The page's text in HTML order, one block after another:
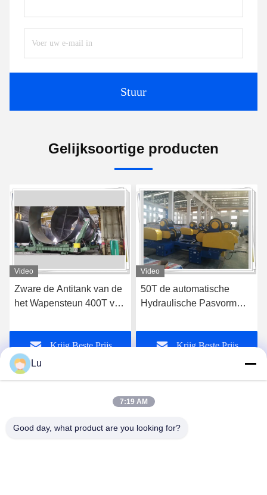
Stuur
Gelijksoortige producten
Video
Zware de Antitank van de
het Wapensteun 400T van
Hydraulische het
Assembleren het Draaien
Rol
Krijg Beste Prijs
Video
50T de automatische
Hydraulische Pasvorm
Lassenproductielijn op
Rotator Krijg Beste Prijs
WUXI RONNIEWELL MACHINERY
Lu
7:19 AM
Good day, what product are you looking for?